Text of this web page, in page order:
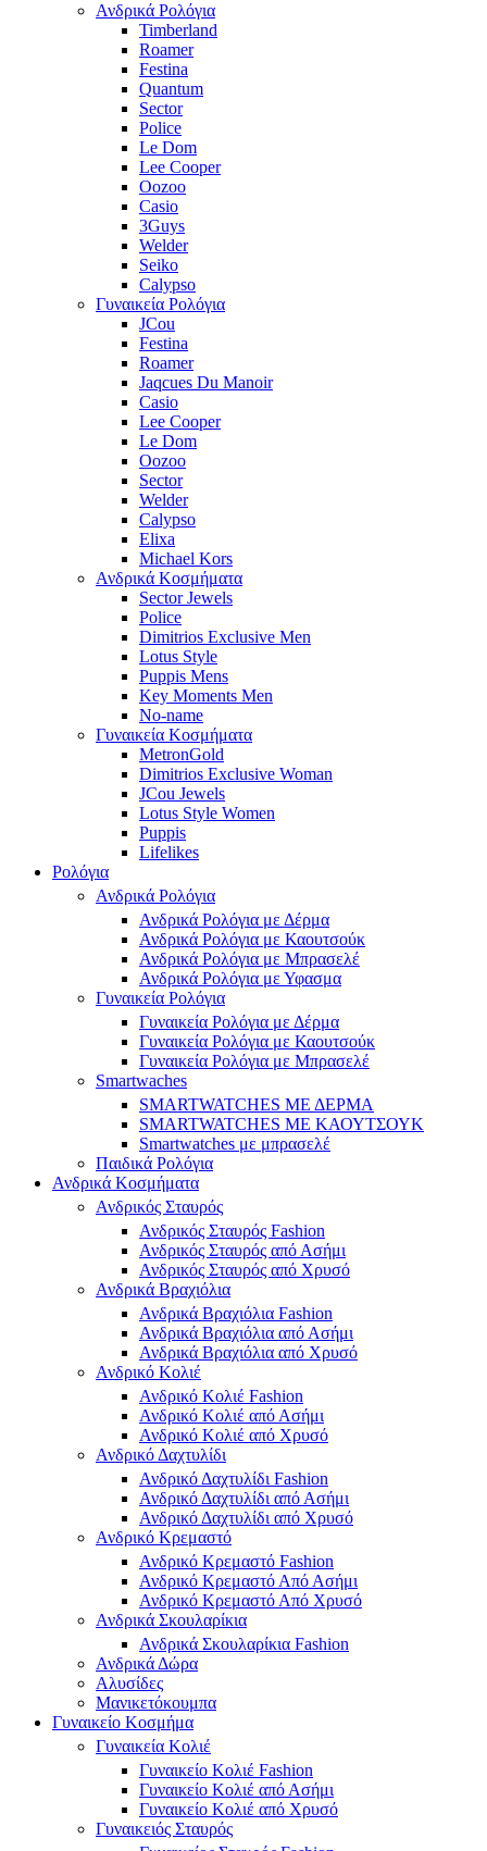
Ανδρικά Ρολόγια
Timberland
Roamer
Festina
Quantum
Sector
Police
Le Dom
Lee Cooper
Oozoo
Casio
3Guys
Welder
Seiko
Calypso
Γυναικεία Ρολόγια
JCou
Festina
Roamer
Jaqcues Du Manoir
Casio
Lee Cooper
Le Dom
Oozoo
Sector
Welder
Calypso
Elixa
Michael Kors
Ανδρικά Κοσμήματα
Sector Jewels
Police
Dimitrios Exclusive Men
Lotus Style
Puppis Mens
Key Moments Men
No-name
Γυναικεία Κοσμήματα
MetronGold
Dimitrios Exclusive Woman
JCou Jewels
Lotus Style Women
Puppis
Lifelikes
Ρολόγια
Ανδρικά Ρολόγια
Ανδρικά Ρολόγια με Δέρμα
Ανδρικά Ρολόγια με Καουτσούκ
Ανδρικά Ρολόγια με Μπρασελέ
Ανδρικά Ρολόγια με Υφασμα
Γυναικεία Ρολόγια
Γυναικεία Ρολόγια με Δέρμα
Γυναικεία Ρολόγια με Καουτσούκ
Γυναικεία Ρολόγια με Μπρασελέ
Smartwaches
SMARTWATCHES ΜΕ ΔΕΡΜΑ
SMARTWATCHES ΜΕ ΚΑΟΥΤΣΟΥΚ
Smartwatches με μπρασελέ
Παιδικά Ρολόγια
Ανδρικά Κοσμήματα
Ανδρικός Σταυρός
Ανδρικός Σταυρός Fashion
Ανδρικός Σταυρός από Ασήμι
Ανδρικός Σταυρός από Χρυσό
Ανδρικά Βραχιόλια
Ανδρικά Βραχιόλια Fashion
Ανδρικά Βραχιόλια από Ασήμι
Ανδρικά Βραχιόλια από Χρυσό
Ανδρικό Κολιέ
Ανδρικό Κολιέ Fashion
Ανδρικό Κολιέ από Ασήμι
Ανδρικό Κολιέ από Χρυσό
Ανδρικό Δαχτυλίδι
Ανδρικό Δαχτυλίδι Fashion
Ανδρικό Δαχτυλίδι από Ασήμι
Ανδρικό Δαχτυλίδι από Χρυσό
Ανδρικό Κρεμαστό
Ανδρικό Κρεμαστό Fashion
Ανδρικό Κρεμαστό Από Ασήμι
Ανδρικό Κρεμαστό Από Χρυσό
Ανδρικά Σκουλαρίκια
Ανδρικά Σκουλαρίκια Fashion
Ανδρικά Δώρα
Αλυσίδες
Μανικετόκουμπα
Γυναικείο Κοσμήμα
Γυναικεία Κολιέ
Γυναικείο Κολιέ Fashion
Γυναικείο Κολιέ από Ασήμι
Γυναικείο Κολιέ από Χρυσό
Γυναικειός Σταυρός